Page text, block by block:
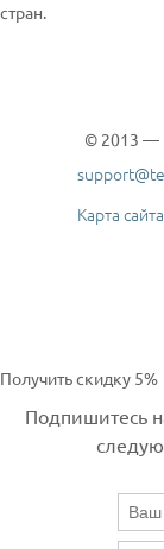
стран.
© 2013 —
Карта сайта
Получить скидку 5%
Подпишитесь